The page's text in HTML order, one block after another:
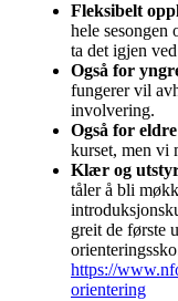
Fleksibelt
hele sesongen
ta det igjen
Også for
fungerer vil
involvering.
Også for
kurset, men vi
Klær og
tåler å bli
greit de første
https://
orientering